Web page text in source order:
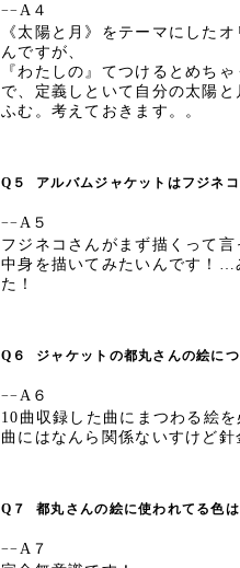
−− A４
《太陽と月》をテーマにした
んですが、
『わたしの』てつけるとめち
で、定義しといて自分の太陽
ふむ。考えておきます。。
Q５ アルバムジャケットはフジネ
−− A５
フジネコさんがまず描くって
中身を描いてみたいんです！…
た！
Q６ ジャケットの都丸さんの絵に
−− A６
10曲収録した曲にまつわる絵
曲にはなんら関係ないすけど
Q７ 都丸さんの絵に使われてる色
−− A７